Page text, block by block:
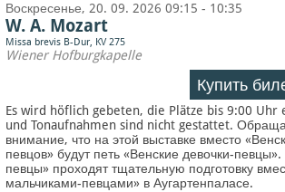
Воскресенье, 20. 09. 2026 09:15 - 10:35
W. A. Mozart
Missa brevis B-Dur, KV 275
Wiener Hofburgkapelle
Купить
Es wird höflich gebeten, die Plätze bis 9:00 Uhr
und Tonaufnahmen sind nicht gestattet.
внимание, что на этой выставке вместо
певцов» будут петь «Венские девочки-
певцы» проходят тщательную подготовку
мальчиками-певцами» в Аугартенпаласе.